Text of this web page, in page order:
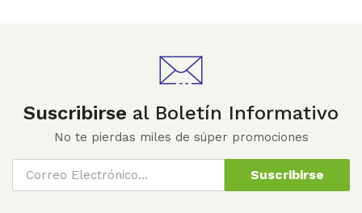
Suscribirse al Boletín Informativo
No te pierdas miles de súper promociones
Suscribirse